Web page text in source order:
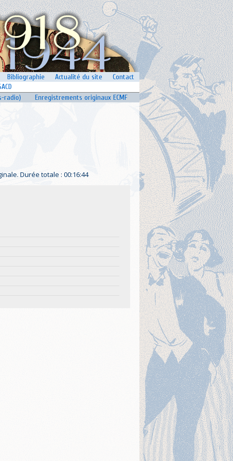
Bibliographie Actualité du site
Contact
radio) Enregistrements originaux ECMF
Durée totale : 00:16:44